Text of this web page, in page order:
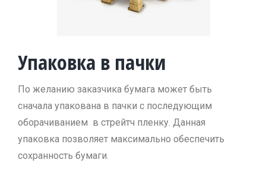
Упаковка в пачки
По желанию заказчика бумага может быть
сначала упакована в пачки с последующим
оборачиванием в стрейтч пленку. Данная
упаковка позволяет максимально обеспечить
сохранность бумаги.